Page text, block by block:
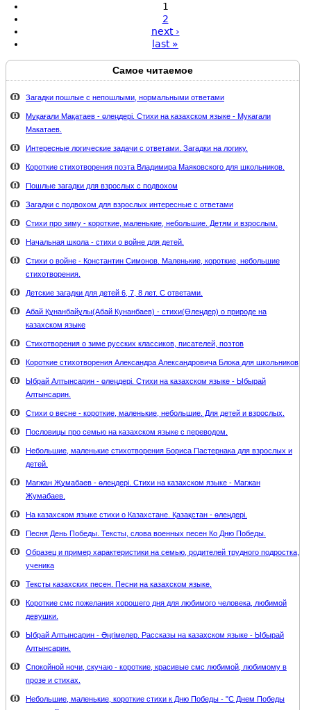
1
2
next ›
last »
Самое читаемое
Загадки пошлые с непошлыми, нормальными ответами
Мұқағали Мақатаев - өлеңдері. Стихи на казахском языке - Мукагали
Макатаев.
Интересные логические задачи с ответами. Загадки на логику.
Короткие стихотворения поэта Владимира Маяковского для школьников.
Пошлые загадки для взрослых с подвохом
Загадки с подвохом для взрослых интересные с ответами
Стихи про зиму - короткие, маленькие, небольшие. Детям и взрослым.
Начальная школа - стихи о войне для детей.
Стихи о войне - Константин Симонов. Маленькие, короткие, небольшие
стихотворения.
Детские загадки для детей 6, 7, 8 лет. С ответами.
Абай Құнанбайұлы(Абай Кунанбаев) - стихи(Өлеңдер) о природе на
казахском языке
Стихотворения о зиме русских классиков, писателей, поэтов
Короткие стихотворения Александра Александровича Блока для школьников
Ыбрай Алтынсарин - өлеңдері. Стихи на казахском языке - Ыбырай
Алтынсарин.
Стихи о весне - короткие, маленькие, небольшие. Для детей и взрослых.
Пословицы про семью на казахском языке с переводом.
Небольшие, маленькие стихотворения Бориса Пастернака для взрослых и
детей.
Мағжан Жұмабаев - өлеңдері. Стихи на казахском языке - Магжан
Жумабаев.
На казахском языке стихи о Казахстане. Қазақстан - өлеңдері.
Песня День Победы. Тексты, слова военных песен Ко Дню Победы.
Образец и пример характеристики на семью, родителей трудного подростка,
ученика
Тексты казахских песен. Песни на казахском языке.
Короткие смс пожелания хорошего дня для любимого человека, любимой
девушки.
Ыбрай Алтынсарин - Әңгімелер. Рассказы на казахском языке - Ыбырай
Алтынсарин.
Спокойной ночи, скучаю - короткие, красивые смс любимой, любимому в
прозе и стихах.
Небольшие, маленькие, короткие стихи к Дню Победы - "С Днем Победы